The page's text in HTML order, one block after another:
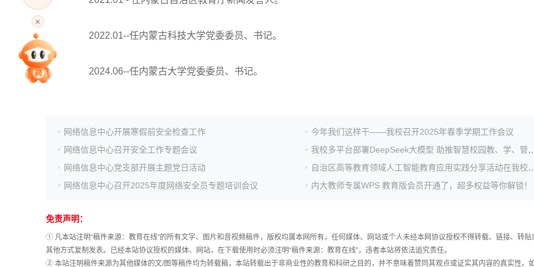
2022.01--任内蒙古科技大学党委委员、书记。
2024.06--任内蒙古大学党委委员、书记。
网络信息中心开展寒假前安全检查工作
今年我们这样干——我校召开2025年春季学期工作会议
网络信息中心召开安全工作专题会议
我校多平台部署DeepSeek大模型 助
网络信息中心党支部开展主题党日活动
自治区高等教育领域人工智能教育
网络信息中心召开2025年度网络安全员专题培训会议
内大教师专属WPS 教育版会员开通了，超多权益等你解锁！
免责声明：
① 凡本站注明“稿件来源：教育在线”的所有文字、图片和音视频稿件，版权均属本网所有，任何媒体、网站或个人未经本网协议授权不得转载、链接、转贴
其他方式复制发表。已经本站协议授权的媒体、网站，在下载使用时必须注明“稿件来源：教育在线”，违者本站将依法追究责任。
② 本站注明稿件来源为其他媒体的文/图等稿件均为转载稿，本站转载出于非商业性的教育和科研之目的，并不意味着赞同其观点或证实其内容的真实性。
高考直播
专家指导课
高考真题